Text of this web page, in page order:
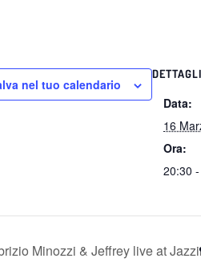
nel tuo calendario
DETTAGLI
Data:
16
Ora:
20:30
Minozzi & Jeffrey live at